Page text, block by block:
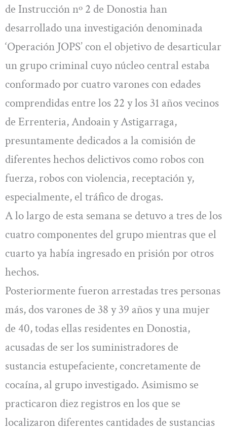
de Instrucción nº 2 de Donostia han
desarrollado una investigación denominada
‘Operación JOPS’ con el objetivo de desarticular
un grupo criminal cuyo núcleo central estaba
conformado por cuatro varones con edades
comprendidas entre los 22 y los 31 años vecinos
de Errenteria, Andoain y Astigarraga,
presuntamente dedicados a la comisión de
diferentes hechos delictivos como robos con
fuerza, robos con violencia, receptación y,
especialmente, el tráfico de drogas.
A lo largo de esta semana se detuvo a tres de los
cuatro componentes del grupo mientras que el
cuarto ya había ingresado en prisión por otros
hechos.
Posteriormente fueron arrestadas tres personas
más, dos varones de 38 y 39 años y una mujer
de 40, todas ellas residentes en Donostia,
acusadas de ser los suministradores de
sustancia estupefaciente, concretamente de
cocaína, al grupo investigado. Asimismo se
practicaron diez registros en los que se
localizaron diferentes cantidades de sustancias